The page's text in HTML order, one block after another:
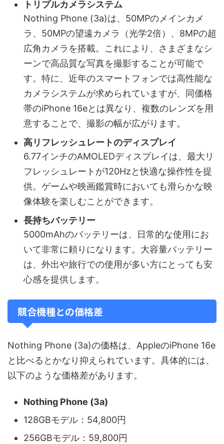
トリプルカメラシステム
Nothing Phone (3a)は、50MPのメインカメ
ラ、50MPの望遠カメラ（光学2倍）、8MPの超
広角カメラを搭載。これにより、さまざまなシ
ーンで高品質な写真を撮影することが可能で
す。特に、近年のスマートフォンでは高性能な
カメラシステムが求められていますが、同価格
帯のiPhone 16eとは異なり、複数のレンズを用
意することで、撮影の幅が広がります。
高リフレッシュレートのディスプレイ
6.77インチのAMOLEDディスプレイは、最大リ
フレッシュレートが120Hzと快適な操作性を提
供。ゲームや映画鑑賞時においても滑らかな映
像体験を楽しむことができます。
長持ちバッテリー
5000mAhのバッテリーは、日常的な使用にお
いて非常に頼りになります。大容量バッテリー
は、外出や旅行での使用が多い方にとっても安
心感を提供します。
競合機種との価格差
Nothing Phone (3a)の価格は、AppleのiPhone 16e
と比べるとかなり抑えられています。具体的には、
以下のような価格差があります。
Nothing Phone (3a)
128GBモデル：54,800円
256GBモデル：59,800円